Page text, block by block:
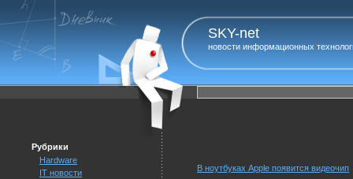
SKY-net
новости информационных
Рубрики
Hardware
IT новости
В ноутбуках Apple появится видеочип